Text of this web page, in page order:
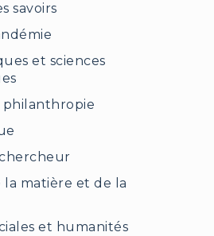
savoirs
et sciences
philanthropie
la matière et de la
et humanités